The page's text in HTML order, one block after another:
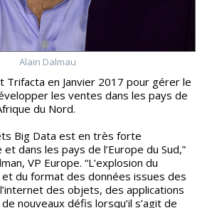
Alain Dalmau
les ventes dans les pays de
du Nord.
Big Data est en très forte
dans les pays de l’Europe du Sud,”
VP Europe. “L’explosion du
du format des données issues des
des objets, des applications
nouveaux défis lorsqu’il s’agit de